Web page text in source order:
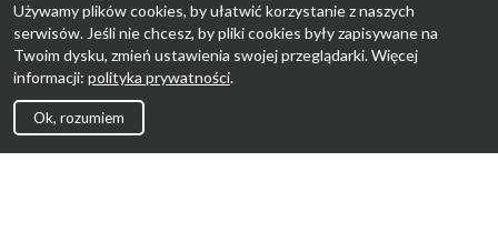
Używamy plików cookies, by ułatwić korzystanie z naszych
serwisów. Jeśli nie chcesz, by pliki cookies były zapisywane na
Twoim dysku, zmień ustawienia swojej przeglądarki. Więcej
informacji: polityka prywatności.
Ok, rozumiem